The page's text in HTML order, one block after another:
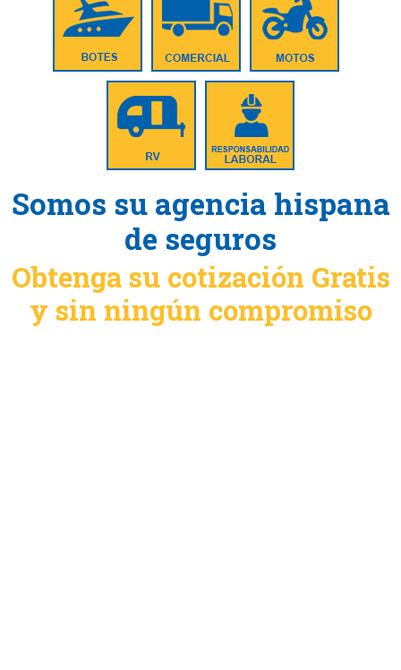
Somos su agencia hispana
de seguros
Obtenga su cotización Gratis
y sin ningún compromiso